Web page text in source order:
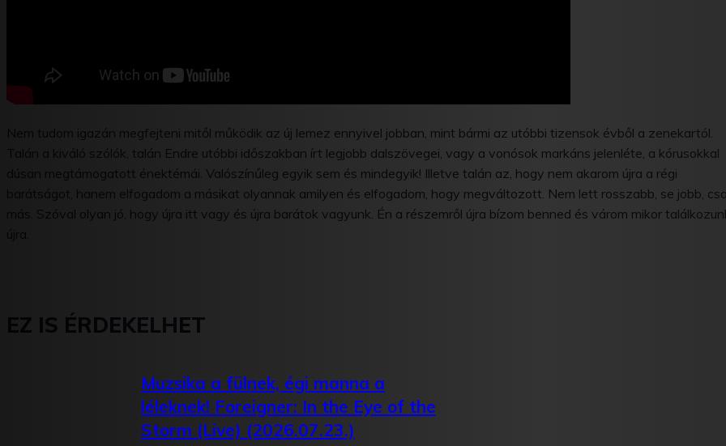
Nem tudom igazán megfejteni mitől működik az új lemez ennyivel jobban, mint bármi az utóbbi tizensok évből a zenekartól.
Talán a kiváló szólók, talán Endre utóbbi időszakban írt legjobb dalszövegei, vagy a vonósok markáns jelenléte, a kórusokkal
dúsan megtámogatott énektémái. Valószínűleg egyik sem és mindegyik! Illetve talán az, hogy nem akarom újra a régi
barátságot, hanem elfogadom a másikat olyannak amilyen és elfogadom, hogy megváltozott. Nem lett rosszabb, se jobb,
más. Szóval olyan jó, hogy újra itt vagy és újra barátok vagyunk. Én a részemről újra bízom benned és várom mikor
újra.
EZ IS ÉRDEKELHET
Muzsika a fülnek, égi manna a
léleknek! Foreigner: In the Eye of the
Storm (Live) (2026.07.23.)